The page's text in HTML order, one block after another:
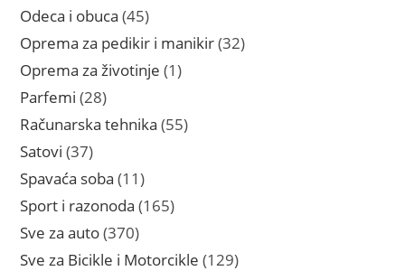
Odeca i obuca 4545
proizvoda
Oprema za pedikir i manikir 3232
Oprema za životinje 11
Parfemi 2828
proizvoda
Računarska tehnika 5555
Satovi 3737
proizvoda
Spavaća soba 1111
proizvoda
Sport i razonoda 165165
Sve za auto 370370
proizvoda
Sve za Bicikle i Motorcikle 129129